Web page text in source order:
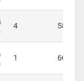
4 58
1 60